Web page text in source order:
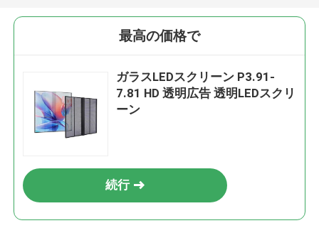
最高の価格で
ガラスLEDスクリーン P3.91-
7.81 HD 透明広告 透明LEDスクリ
ーン
続行